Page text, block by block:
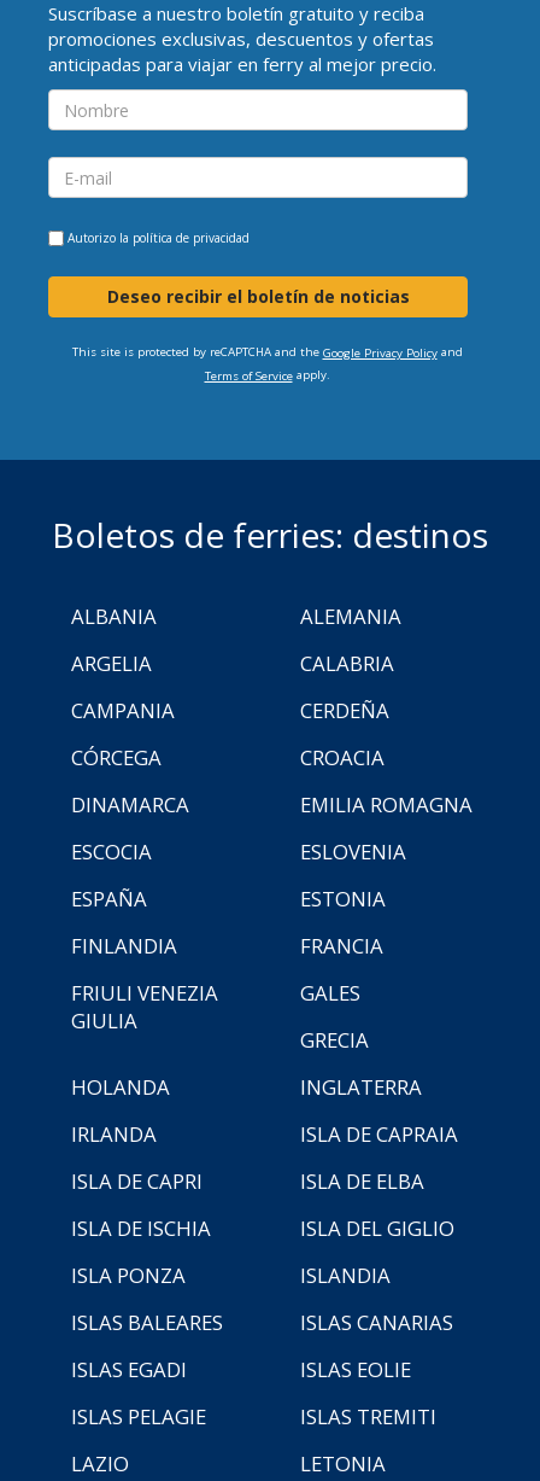
Suscríbase a nuestro boletín gratuito y reciba
promociones exclusivas, descuentos y ofertas
anticipadas para viajar en ferry al mejor precio.
Autorizo la política de privacidad
Deseo recibir el boletín de noticias
This site is protected by reCAPTCHA and the Google Privacy Policyand
Terms of Serviceapply.
Boletos de ferries: destinos
ALBANIA
ALEMANIA
ARGELIA
CALABRIA
CAMPANIA
CERDEÑA
CÓRCEGA
CROACIA
DINAMARCA
EMILIA ROMAGNA
ESCOCIA
ESLOVENIA
ESPAÑA
ESTONIA
FINLANDIA
FRANCIA
FRIULI VENEZIA
GIULIA
GALES
GRECIA
HOLANDA
INGLATERRA
IRLANDA
ISLA DE CAPRAIA
ISLA DE CAPRI
ISLA DE ELBA
ISLA DE ISCHIA
ISLA DEL GIGLIO
ISLA PONZA
ISLANDIA
ISLAS BALEARES
ISLAS CANARIAS
ISLAS EGADI
ISLAS EOLIE
ISLAS PELAGIE
ISLAS TREMITI
LAZIO
LETONIA